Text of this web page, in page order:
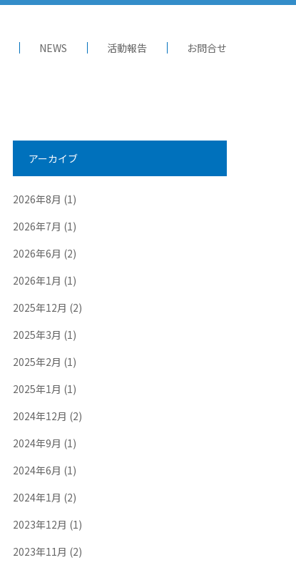
NEWS 活動報告 お問合せ
アーカイブ
2026年8月 (1)
2026年7月 (1)
2026年6月 (2)
2026年1月 (1)
2025年12月 (2)
2025年3月 (1)
2025年2月 (1)
2025年1月 (1)
2024年12月 (2)
2024年9月 (1)
2024年6月 (1)
2024年1月 (2)
2023年12月 (1)
2023年11月 (2)